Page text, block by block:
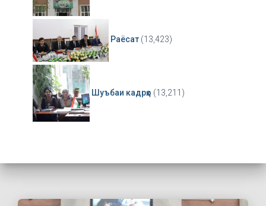
Раёсат (13,423)
Шуъбаи кадрҳо (13,211)